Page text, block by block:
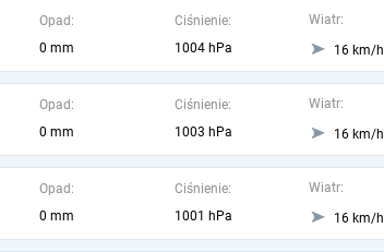
Opad:
0 mm
Ciśnienie:
1004 hPa
Wiatr:
16 km/h
Opad:
0 mm
Ciśnienie:
1003 hPa
Wiatr:
16 km/h
Opad:
0 mm
Ciśnienie:
1001 hPa
Wiatr:
16 km/h